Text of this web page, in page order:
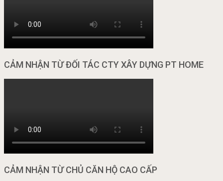
CẢM NHẬN TỪ ĐỐI TÁC CTY XÂY DỰNG PT HOME
CẢM NHẬN TỪ CHỦ CĂN HỘ CAO CẤP